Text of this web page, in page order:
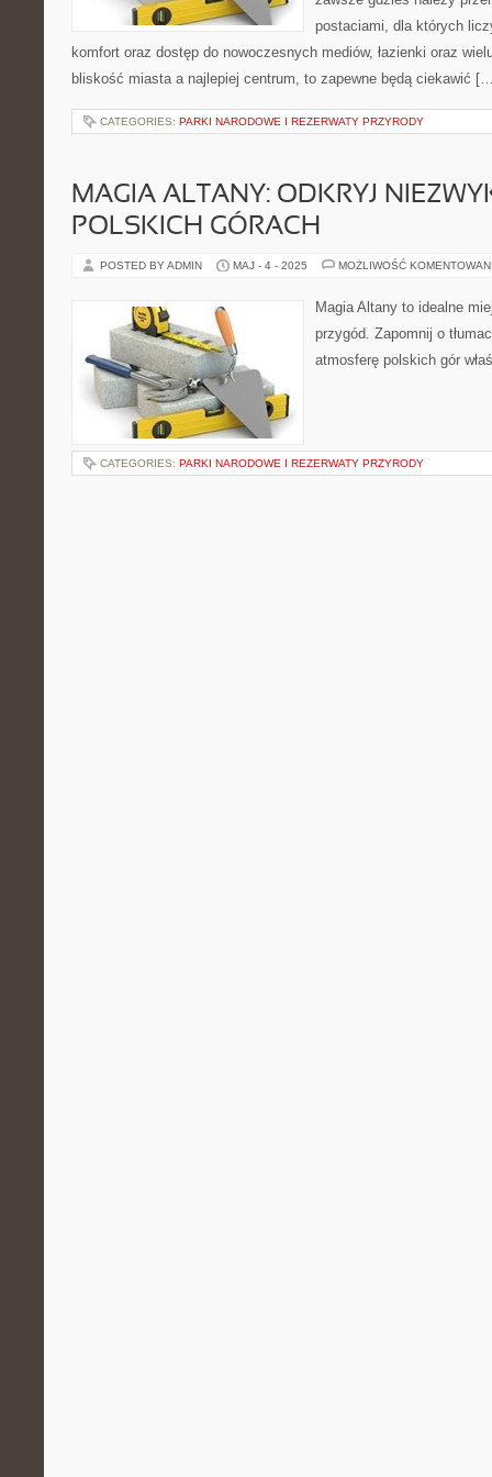
postaciami, dla których
komfort oraz dostęp do nowoczesnych mediów, łazienki oraz
bliskość miasta a najlepiej centrum, to zapewne będą ciekawić
CATEGORIES: PARKI NARODOWE I REZERWATY PRZYRODY
MAGIA ALTANY: ODKRYJ
POLSKICH GÓRACH
POSTED BY ADMIN MAJ - 4 - 2025 MOŻLIWOŚĆ
Magia Altany to idealne
przygód. Zapomnij o
atmosferę polskich gór
CATEGORIES: PARKI NARODOWE I REZERWATY PRZYRODY